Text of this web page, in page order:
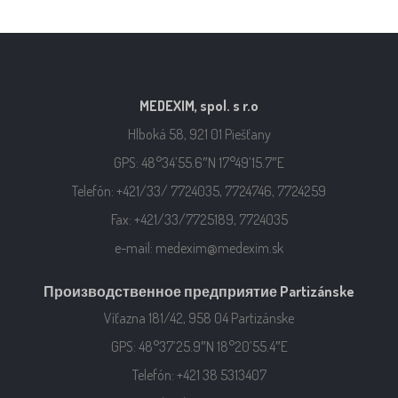
MEDEXIM, spol. s r.o
Hlboká 58, 921 01 Piešťany
GPS: 48°34’55.6″N 17°49’15.7″E
Telefón: +421/33/ 7724035, 7724746, 7724259
Fax: +421/33/7725189, 7724035
e-mail: medexim@medexim.sk
Производственное предприятие Partizánske
Víťazna 181/42, 958 04 Partizánske
GPS: 48°37’25.9″N 18°20’55.4″E
Telefón: +421 38 5313407